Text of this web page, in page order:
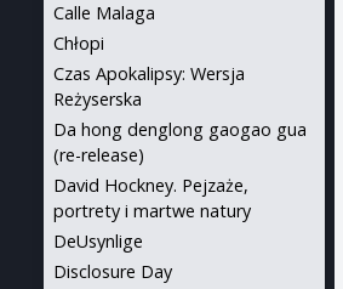
Calle Malaga
Chłopi
Czas Apokalipsy: Wersja
Reżyserska
Da hong denglong gaogao gua
(re-release)
David Hockney. Pejzaże,
portrety i martwe natury
DeUsynlige
Disclosure Day